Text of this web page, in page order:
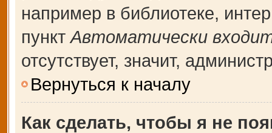
например в библиотеке,
пунктАвтоматически
отсутствует, значит,
Вернуться к началу
Как сделать, чтобы я не